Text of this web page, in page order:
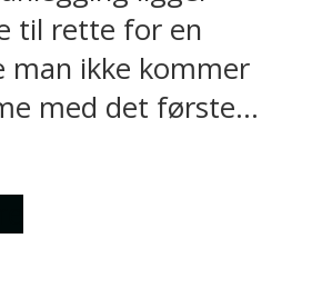
til rette for en
man ikke kommer
med det første...